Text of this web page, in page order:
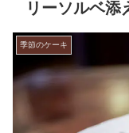
リーソルベ添
季節のケーキ